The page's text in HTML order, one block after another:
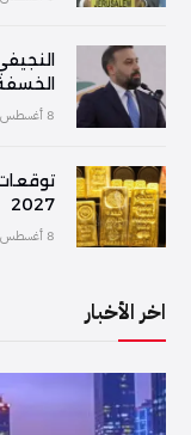
8 أغسطس, 2026
2027
8 أغسطس, 2026
اخر الأخبار